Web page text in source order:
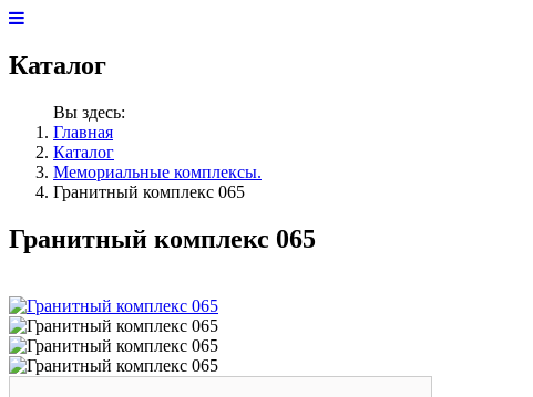
Каталог
Вы здесь:
Главная
Каталог
Мемориальные комплексы.
Гранитный комплекс 065
Гранитный комплекс 065